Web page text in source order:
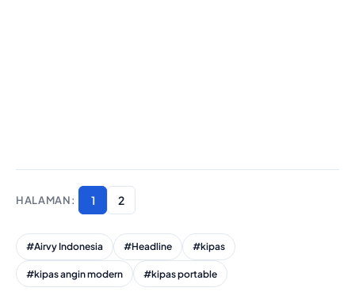
1 2
#Airvy Indonesia #Headline #kipas
#kipas angin modern #kipas portable